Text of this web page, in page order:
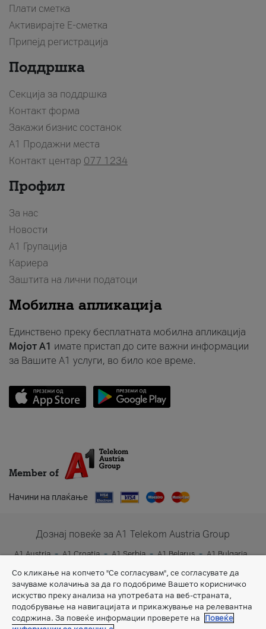
Плати сметка
Активирајте Е-сметка
Припејд регистрација
Поддршка
Секција за поддршка
Контакт форма
Закажи бизнис состанок
A1 Продажни места
Контакт центар 077 1234
Профил
За нас
Новости
А1 Групација
Кариера
Заштита на лични податоци
Мобилна апликација
Единствено преку бесплатната мобилна апликација
Мојот A1 имате пристап до сите важни информации
за Вашите A1 услуги, во било кое време.
Member of
Начини на плаќање
Дознај повеќе за A1 Telekom Austria Group
A1 Austria A1 Croatia A1 Serbia A1 Belarus
A1 Bulgaria
Со кликање на копчето "Се согласувам", се согласувате да
зачуваме колачиња за да го подобриме Вашето корисничко
искуство преку анализа на употребата на веб-страната,
подобрување на навигацијата и прикажување на релевантна
содржина. За повеќе информации проверете на
Повеќе